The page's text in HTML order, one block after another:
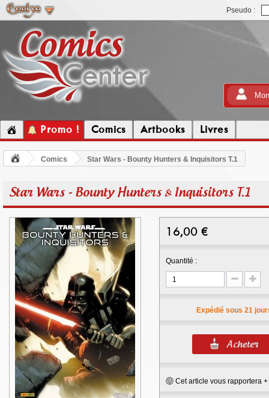
Pseudo :
Promo ! Comics Artbooks Livres
Comics Star Wars - Bounty Hunters & Inquisitors T.1
Star Wars - Bounty Hunters & Inquisitors T.1
16,00 €
Quantité :
Expédié sous 21
Cet article vous rapportera +